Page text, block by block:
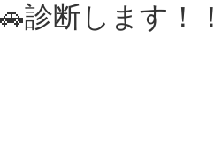
診断します！！